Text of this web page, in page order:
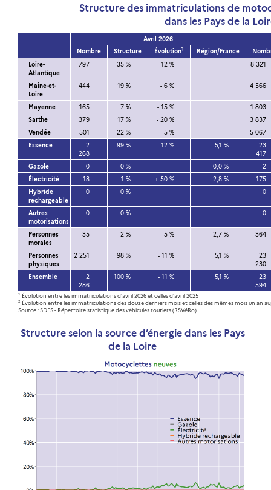
Structure des immatriculations de
dans les Pays de la
Avril 2026
Nombre
Structure Évolution1 Région/France
Loire-
Atlantique
797 35 % - 12 % 8 321
Maine-et-
Loire
444 19 % - 6 % 4 566
Mayenne 165 7 % - 15 %
1 803
Sarthe
379 17 % - 20 %
3 837
Vendée
501 22 % - 5 %
5 067
Essence
2
268
99 % - 12 % 5,1 %
23
417
Gazole
0 0 % 0,0 %
2
Électricité
18 1 % + 50 % 2,8 %
175
Hybride
rechargeable
0 0 % 0
Autres
motorisations
0 0 % 0
Personnes
morales
35 2 % - 5 % 2,7 % 364
Personnes
physiques
2 251 98 % - 11 % 5,1 %
23
230
Ensemble
2
286
100 % - 11 % 5,1 %
23
594
¹ Évolution entre les immatriculations d’avril 2026 et celles d’avril 2025
² Évolution entre les immatriculations des douze derniers mois et celles des mêmes mois un an
Source : SDES - Répertoire statistique des véhicules routiers (RSVéRo)
Structure selon la source d’énergie dans les Pays
de la Loire